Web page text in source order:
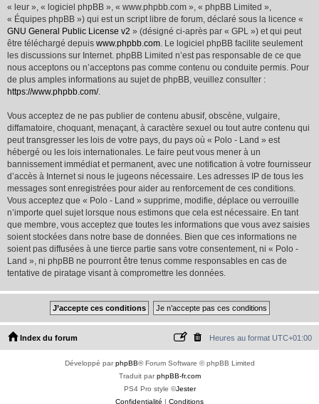
« leur », « logiciel phpBB », « www.phpbb.com », « phpBB Limited »,
« Équipes phpBB ») qui est un script libre de forum, déclaré sous la licence «
GNU General Public License v2 » (désigné ci-après par « GPL ») et qui peut
être téléchargé depuis www.phpbb.com. Le logiciel phpBB facilite seulement
les discussions sur Internet. phpBB Limited n’est pas responsable de ce que
nous acceptons ou n’acceptons pas comme contenu ou conduite permis. Pour
de plus amples informations au sujet de phpBB, veuillez consulter :
https://www.phpbb.com/.
Vous acceptez de ne pas publier de contenu abusif, obscène, vulgaire,
diffamatoire, choquant, menaçant, à caractère sexuel ou tout autre contenu qui
peut transgresser les lois de votre pays, du pays où « Polo - Land » est
hébergé ou les lois internationales. Le faire peut vous mener à un
bannissement immédiat et permanent, avec une notification à votre fournisseur
d’accès à Internet si nous le jugeons nécessaire. Les adresses IP de tous les
messages sont enregistrées pour aider au renforcement de ces conditions.
Vous acceptez que « Polo - Land » supprime, modifie, déplace ou verrouille
n’importe quel sujet lorsque nous estimons que cela est nécessaire. En tant
que membre, vous acceptez que toutes les informations que vous avez saisies
soient stockées dans notre base de données. Bien que ces informations ne
soient pas diffusées à une tierce partie sans votre consentement, ni « Polo -
Land », ni phpBB ne pourront être tenus comme responsables en cas de
tentative de piratage visant à compromettre les données.
Index du forum Heures au format UTC+01:00
Développé parphpBB® Forum Software © phpBB Limited
Traduit parphpBB-fr.com
PS4 Pro style ©Jester
Confidentialité | Conditions